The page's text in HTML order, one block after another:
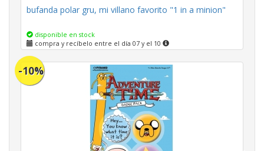
bufanda polar gru, mi villano favorito "1 in a minion"
disponible en stock
compra y recíbelo entre el día 07 y el 10
-10%